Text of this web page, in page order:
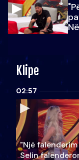
Klipe
02:57
"Një
Selin